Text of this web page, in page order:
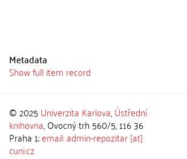
Metadata
Show full item record
© 2025 Univerzita Karlova,Ústřední
knihovna, Ovocný trh 560/5, 116 36
Praha 1;email: admin-repozitar [at]
cuni.cz